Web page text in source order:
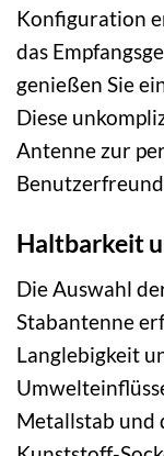
Konfiguration
das
genießen Sie
Diese
Antenne zur
Haltbarkeit
Die Auswahl
Stabantenne
Langlebigkeit
Metallstab und